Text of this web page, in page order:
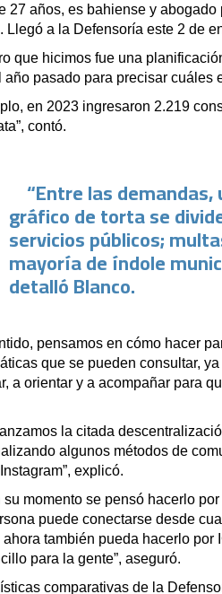
27 años, es bahiense y
Llegó a la Defensoría este 2 de
que hicimos fue una
año pasado para precisar cuáles
en 2023 ingresaron 2.219
contó.
“Entre las
gráfico de torta se
servicios públicos;
mayoría de índole
detalló Blanco.
pensamos en cómo hacer
que se pueden consultar,
a orientar y a acompañar para
la citada
algunos métodos de
explicó.
su momento se pensó hacerlo
puede conectarse desde
también pueda hacerlo por
para la gente”, aseguró.
comparativas de la